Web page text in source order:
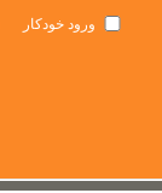
ورود خودکار